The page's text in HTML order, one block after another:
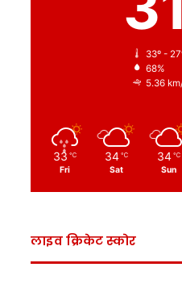
33º -
68%
5.36
33 ℃
Fri
34 ℃
Sat
34 ℃
Sun
लाइव क्रिकेट स्कोर